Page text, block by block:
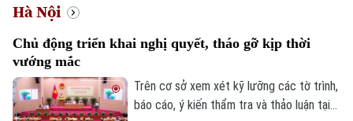
Hà Nội
Chủ động triển khai nghị quyết, tháo gỡ kịp thời
vướng mắc
Trên cơ sở xem xét kỹ lưỡng các tờ trình,
báo cáo, ý kiến thẩm tra và thảo luận tại